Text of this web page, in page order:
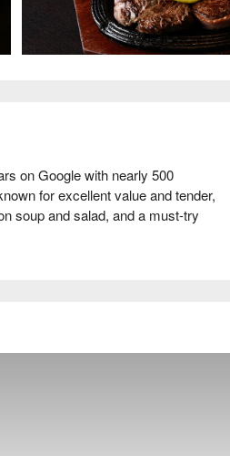
on Google with nearly 500
for excellent value and tender,
soup and salad, and a must-try
surprisingly very good and
steak is rich in iron, lean, juicy,